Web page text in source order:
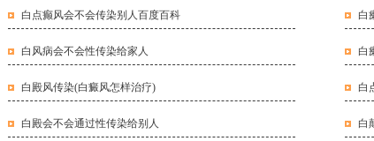
白点癫风会不会传染别人百度百科 白
白风病会不会性传染给家人 白
白殿风传染(白癜风怎样治疗) 白
白殿会不会通过性传染给别人 白